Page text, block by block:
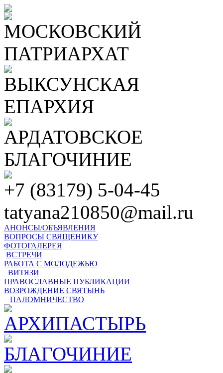
МОСКОВСКИЙ
ПАТРИАРХАТ
ВЫКСУНСКАЯ
ЕПАРХИЯ
АРДАТОВСКОЕ
БЛАГОЧИНИЕ
+7 (83179) 5-04-45
tatyana210850@mail.ru
АНОНСЫ/ОБЪЯВЛЕНИЯ
ВОПРОСЫ СВЯЩЕНИКУ
ФОТОГАЛЕРЕЯ
ВСТРЕЧИ
РАБОТА С МОЛОДЕЖЬЮ
ВИТЯЗИ
ПРАВОСЛАВНЫЕ ПУБЛИКАЦИИ
ВОЗРОЖДЕНИЕ СВЯТЫНЬ
ПАЛОМНИЧЕСТВО
АРХИПАСТЫРЬ
БЛАГОЧИНИЕ